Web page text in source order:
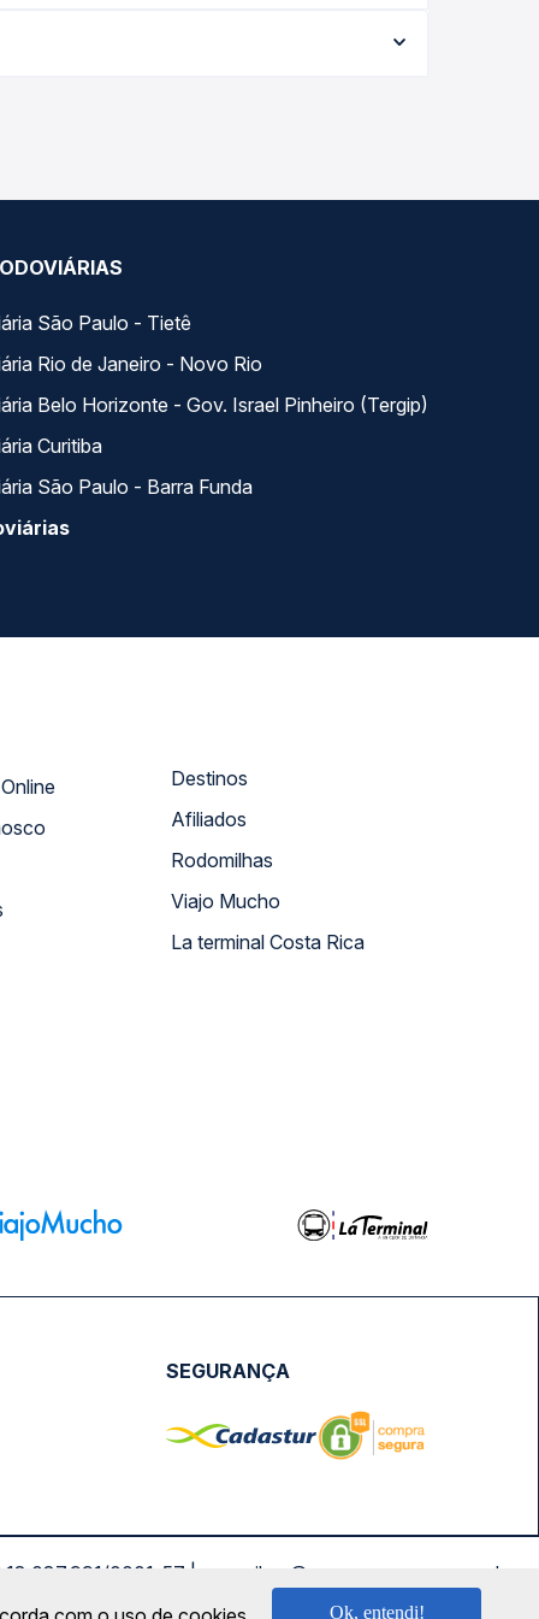
garante a melhor oferta para o seu roteiro.
São Paulo - Tietê
Rio de Janeiro - Novo Rio
Belo Horizonte - Gov. Israel Pinheiro (Tergip)
Curitiba
São Paulo - Barra Funda
Atendimento Online
Destinos
Afiliados
Rodomilhas
Viajo Mucho
La terminal Costa Rica
SEGURANÇA
0001-57 | saconibus@queropassagem.com.br
Ok, entendi!